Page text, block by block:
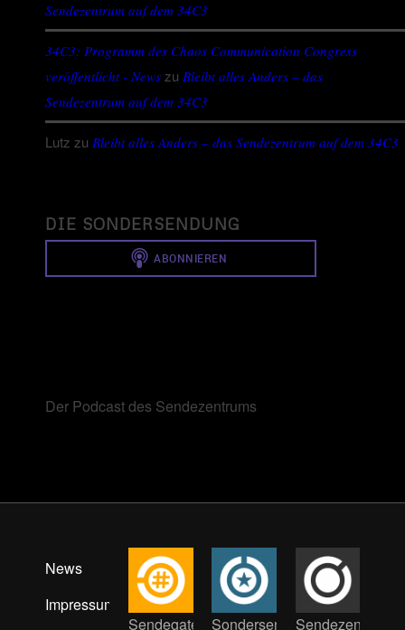
Sendezentrum auf dem 34C3
34C3: Programm des Chaos Communication Congress
veröffentlicht - News zu Bleibt alles Anders – das
Sendezentrum auf dem 34C3
Lutz zu Bleibt alles Anders – das Sendezentrum auf dem 34C3
DIE SONDERSENDUNG
Der Podcast des Sendezentrums
News
Impressum
Sendegate SondersendungSendezentrum